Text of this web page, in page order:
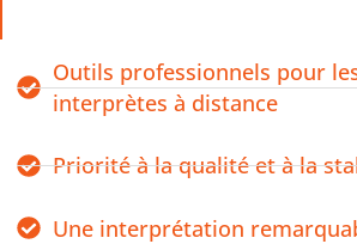
Outils professionnels pour
interprètes à distance
Priorité à la qualité et à la
Une interprétation